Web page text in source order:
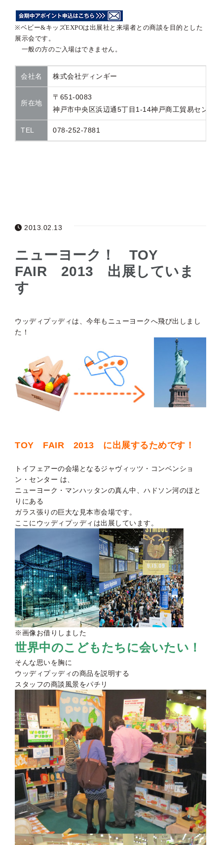
※ベビー&キッズEXPOは出展社と来場者との商談を目的とした
展示会です。
一般の方のご入場はできません。
会社名 株式会社ディンギー
所在地
〒651-0083
神戸市中央区浜辺通5丁目1-14神戸商工貿易センタ
TEL 078-252-7881
2013.02.13
ニューヨーク！ TOY
FAIR 2013 出展していま
す
ウッディプッディは、今年もニューヨークへ飛び出しまし
た！
TOY FAIR 2013 に出展するためです！
トイフェアーの会場となるジャヴィッツ・コンベンショ
ン・センター は、
ニューヨーク・マンハッタンの真ん中、ハドソン河のほと
りにある
ガラス張りの巨大な見本市会場です。
ここにウッディプッディは出展しています。
※画像お借りしました
世界中のこどもたちに会いたい！
そんな思いを胸に
ウッディプッディの商品を説明する
スタッフの商談風景をパチリ